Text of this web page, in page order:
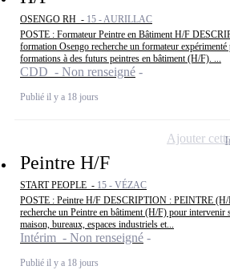
OSENGO RH - 15 - AURILLAC
POSTE : Formateur Peintre en Bâtiment H/F
formation Osengo recherche un formateur expérimenté
formations à des futurs peintres en bâtiment (H/F). ...
CDD - Non renseigné
Publié il y a 18 jours
Peintre H/F
START PEOPLE - 15 - VÉZAC
POSTE : Peintre H/F DESCRIPTION : PEINTRE (H/
recherche un Peintre en bâtiment (H/F) pour intervenir
maison, bureaux, espaces industriels et...
Intérim - Non renseigné
Publié il y a 18 jours
Ajouter